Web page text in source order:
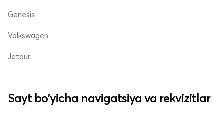
Genesis
Volkswagen
Jetour
Sayt bo'yicha navigatsiya va rekvizitlar